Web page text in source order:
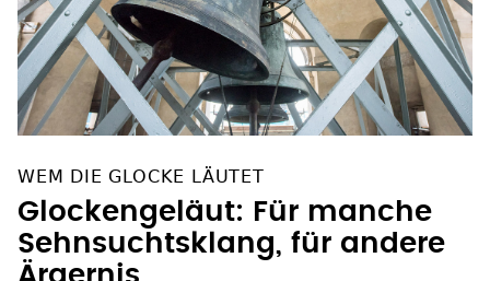
WEM DIE GLOCKE LÄUTET
Glockengeläut: Für manche
Sehnsuchtsklang, für andere